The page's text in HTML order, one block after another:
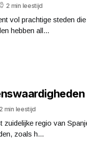
2 min leestijd
vol prachtige steden
hebben all...
2 min leestijd
zuidelijke regio van
zoals h...